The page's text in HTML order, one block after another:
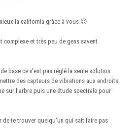
la california grâce à vous 😉
complexe et très peu de gens savent
base ce n'est pas réglé la seule solution
des capteurs de vibrations aux endroits
sur l'arbre puis une étude spectrale pour
de te trouver quelqu'un qui sait faire pas